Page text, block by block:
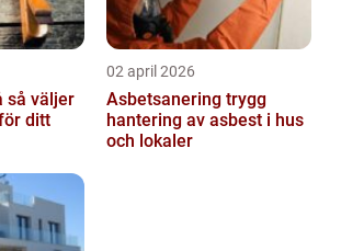
ditt
02 april 2026
Asbetsanering trygg
hantering av asbest i hus
och lokaler